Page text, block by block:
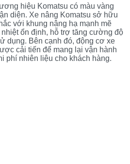
hiệu Komatsu có màu vàng
diện. Xe nâng Komatsu sở hữu
với khung nâng hạ mạnh mẽ
ổn định, hỗ trợ tăng cường độ
dụng. Bên cạnh đó, động cơ xe
cải tiến để mang lại vận hành
phí nhiên liệu cho khách hàng.